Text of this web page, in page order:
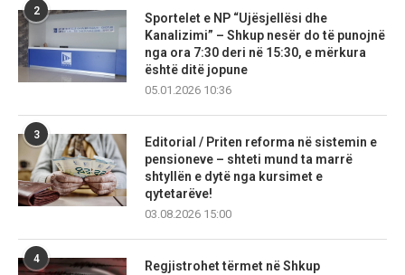
2
Sportelet e NP “Ujësjellësi dhe
Kanalizimi” – Shkup nesër do të punojnë
nga ora 7:30 deri në 15:30, e mërkura
është ditë jopune
05.01.2026 10:36
3
Editorial / Priten reforma në sistemin e
pensioneve – shteti mund ta marrë
shtyllën e dytë nga kursimet e
qytetarëve!
03.08.2026 15:00
4
Regjistrohet tërmet në Shkup